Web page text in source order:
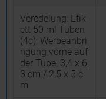
Veredelung: Etik
ett 50 ml Tuben
(4c), Werbeanbri
ngung vorne auf
der Tube, 3,4 x 6,
3 cm / 2,5 x 5 c
m